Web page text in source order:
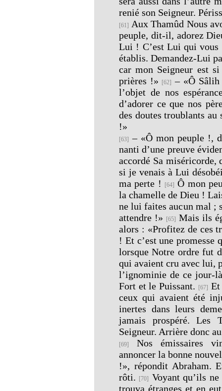
renié son Seigneur.
[61] Aux Thamûd Nous
peuple, dit-il, adorez
Lui ! C’est Lui qui vous
établis. Demandez-Lui
car mon Seigneur est
prières !» [62] – «Ô Sâlih
l’objet de nos
d’adorer ce que nos
des doutes troublants
!»
[63] – «Ô mon peuple !,
nanti d’une preuve
accordé Sa
si je venais à Lui
ma perte !
[64] Ô mon
la chamelle de Dieu !
ne lui faites aucun mal ;
attendre !» [65] Mais ils
alors : «Profitez de ces
! Et c’est une
lorsque Notre ordre fut
qui avaient cru avec lui,
l’ignominie de ce jour-
Fort et le Puissant. [67] Et
ceux qui avaient été
inertes dans leurs
jamais prospéré. Les
Seigneur. Arrière donc
[69]
Nos émissaires
annoncer la bonne
!», répondit Abraham.
rôti. [70] Voyant qu’ils
trouva étranges et en